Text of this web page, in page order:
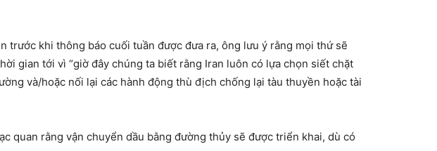
trước khi thông báo cuối tuần được đưa ra, ông lưu ý rằng mọi thứ sẽ
gian tới vì “giờ đây chúng ta biết rằng Iran luôn có lựa chọn siết chặt
và/hoặc nối lại các hành động thù địch chống lại tàu thuyền hoặc tài
quan rằng vận chuyển dầu bằng đường thủy sẽ được triển khai, dù có